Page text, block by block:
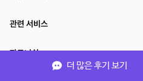
더 많은 후기 보기
관련 서비스
파트너쉽